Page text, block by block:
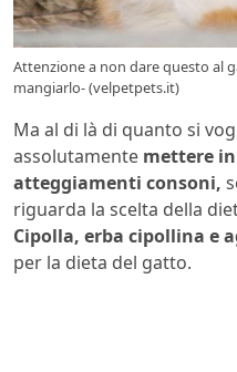
Attenzione a non dare questo al
mangiarlo- (velpetpets.it)
Ma al di là di quanto si
assolutamente mettere
atteggiamenti consoni,
riguarda la scelta della
Cipolla, erba cipollina e
per la dieta del gatto.